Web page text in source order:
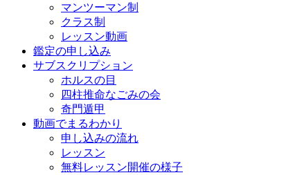
マンツーマン制
クラス制
レッスン動画
鑑定の申し込み
サブスクリプション
ホルスの目
四柱推命なごみの会
奇門遁甲
動画でまるわかり
申し込みの流れ
レッスン
無料レッスン開催の様子